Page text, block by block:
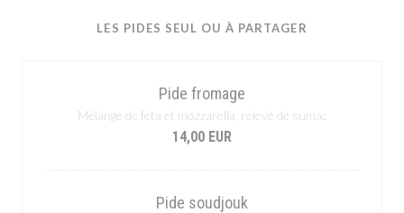
LES PIDES SEUL OU À PARTAGER
Pide fromage
Mélange de feta et mozzarella, relevé de sumac
14,00 EUR
Pide soudjouk